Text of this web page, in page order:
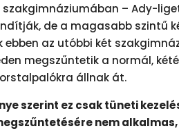
– Ady-
de a magasabb szintű
ebben az utóbbi két
megszűntetik a normál,
állnak át.
szerint ez csak tüneti
nem